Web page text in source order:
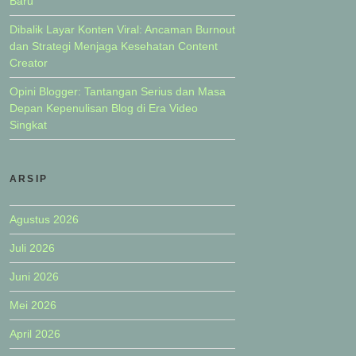
Dibalik Layar Konten Viral: Ancaman Burnout
dan Strategi Menjaga Kesehatan Content
Creator
Opini Blogger: Tantangan Serius dan Masa
Depan Kepenulisan Blog di Era Video
Singkat
ARSIP
Agustus 2026
Juli 2026
Juni 2026
Mei 2026
April 2026